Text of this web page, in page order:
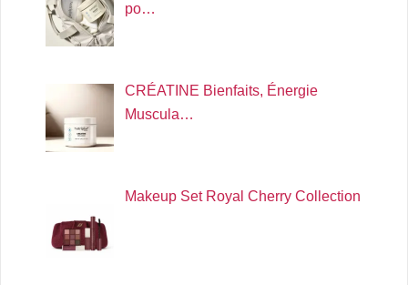
po…
CRÉATINE Bienfaits, Énergie
Muscula…
Makeup Set Royal Cherry Collection